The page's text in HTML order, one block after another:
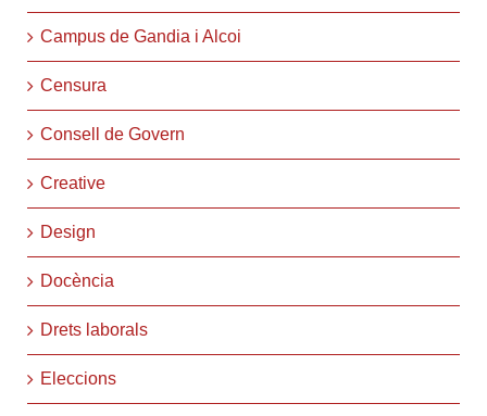
Campus de Gandia i Alcoi
Censura
Consell de Govern
Creative
Design
Docència
Drets laborals
Eleccions